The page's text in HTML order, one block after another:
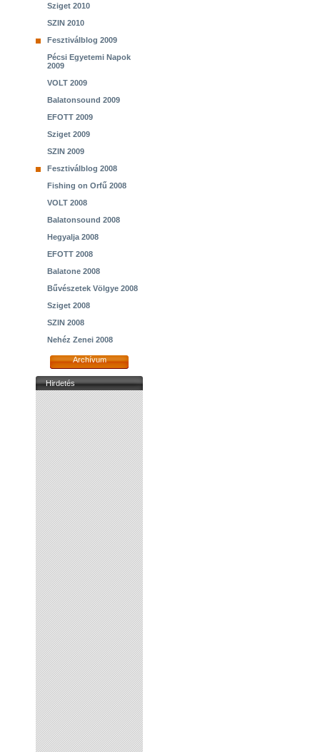
Sziget 2010
SZIN 2010
Fesztiválblog 2009
Pécsi Egyetemi Napok
2009
VOLT 2009
Balatonsound 2009
EFOTT 2009
Sziget 2009
SZIN 2009
Fesztiválblog 2008
Fishing on Orfű 2008
VOLT 2008
Balatonsound 2008
Hegyalja 2008
EFOTT 2008
Balatone 2008
Bűvészetek Völgye 2008
Sziget 2008
SZIN 2008
Nehéz Zenei 2008
Archívum
Hirdetés